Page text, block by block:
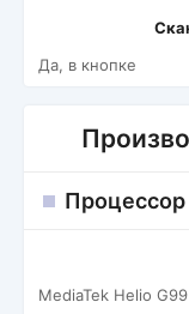
Да, в кнопке
Процессор
MediaTek Helio G99